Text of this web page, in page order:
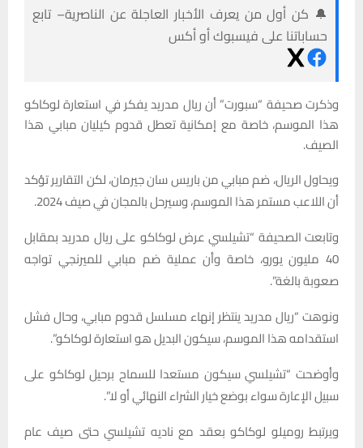
🔔 كن أول من يعرف الأخبار العاجلة عن الناصرية– تابع
حساباتنا على فيسبوك أو أكس
وذكرت صحيفة “سبورت” أن ريال مدريد يفكر في استعارة لوكاكو
هذا الموسم، خاصة مع إمكانية تعطل قدوم كيليان مبابي هذا
الصيف.
ويحاول الريال، ضم مبابي من باريس سان جيرمان، لكن التقارير تؤكد
أن اللاعب مستمر هذا الموسم، وسيرحل بالمجان في صيف 2024.
وتابعت الصحيفة “تشيلسي عرض لوكاكو على ريال مدريد بمقابل
40 مليون يورو، خاصة وأن عملية ضم مبابي للميرنجي تواجه
صعوبة بالغة”.
ونوهت “ريال مدريد ينتظر إنهاء مسلسل قدوم مبابي، وحال فشل
استقدامه هذا الموسم، سيكون البديل هو استعارة لوكاكو”.
وأوضحت “تشيلسي سيكون مستعدا للسماح برحيل لوكاكو على
سبيل الإعارة سواء بوضع خيار الشراء النهائي أو لا”.
ويرتبط روميلو لوكاكو بعقد مع ناديه تشيلسي حتى صيف عام